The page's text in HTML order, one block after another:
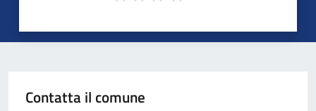
Contatta il comune